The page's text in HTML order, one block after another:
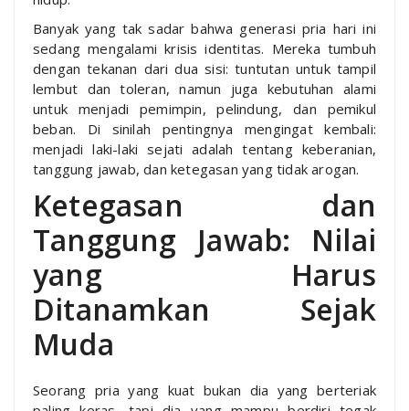
Banyak yang tak sadar bahwa generasi pria hari ini
sedang mengalami krisis identitas. Mereka tumbuh
dengan tekanan dari dua sisi: tuntutan untuk tampil
lembut dan toleran, namun juga kebutuhan alami
untuk menjadi pemimpin, pelindung, dan pemikul
beban. Di sinilah pentingnya mengingat kembali:
menjadi laki-laki sejati adalah tentang keberanian,
tanggung jawab, dan ketegasan yang tidak arogan.
Ketegasan dan
Tanggung Jawab: Nilai
yang Harus
Ditanamkan Sejak
Muda
Seorang pria yang kuat bukan dia yang berteriak